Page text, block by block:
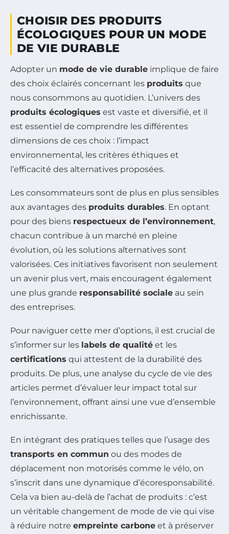
CHOISIR DES PRODUITS
ÉCOLOGIQUES POUR UN MODE
DE VIE DURABLE
Adopter un mode de vie durable implique de faire
des choix éclairés concernant les produits que
nous consommons au quotidien. L’univers des
produits écologiques est vaste et diversifié, et il
est essentiel de comprendre les différentes
dimensions de ces choix : l’impact
environnemental, les critères éthiques et
l’efficacité des alternatives proposées.
Les consommateurs sont de plus en plus sensibles
aux avantages des produits durables. En optant
pour des biens respectueux de l’environnement,
chacun contribue à un marché en pleine
évolution, où les solutions alternatives sont
valorisées. Ces initiatives favorisent non seulement
un avenir plus vert, mais encouragent également
une plus grande responsabilité sociale au sein
des entreprises.
Pour naviguer cette mer d’options, il est crucial de
s’informer sur les labels de qualité et les
certifications qui attestent de la durabilité des
produits. De plus, une analyse du cycle de vie des
articles permet d’évaluer leur impact total sur
l’environnement, offrant ainsi une vue d’ensemble
enrichissante.
En intégrant des pratiques telles que l’usage des
transports en commun ou des modes de
déplacement non motorisés comme le vélo, on
s’inscrit dans une dynamique d’écoresponsabilité.
Cela va bien au-delà de l’achat de produits : c’est
un véritable changement de mode de vie qui vise
à réduire notre empreinte carbone et à préserver